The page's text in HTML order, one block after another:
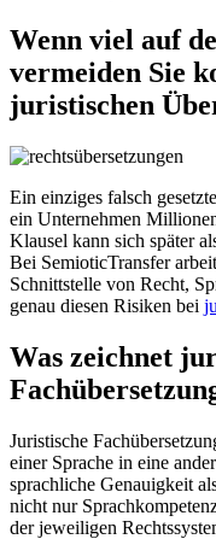
Wenn viel auf
vermeiden Sie
juristischen
Ein einziges falsch
ein Unternehmen
Klausel kann sich später
Bei SemioticTransfer
Schnittstelle von Recht,
genau diesen Risiken bei
Was zeichnet
Juristische
einer Sprache in eine
sprachliche Genauigkeit
nicht nur
der jeweiligen